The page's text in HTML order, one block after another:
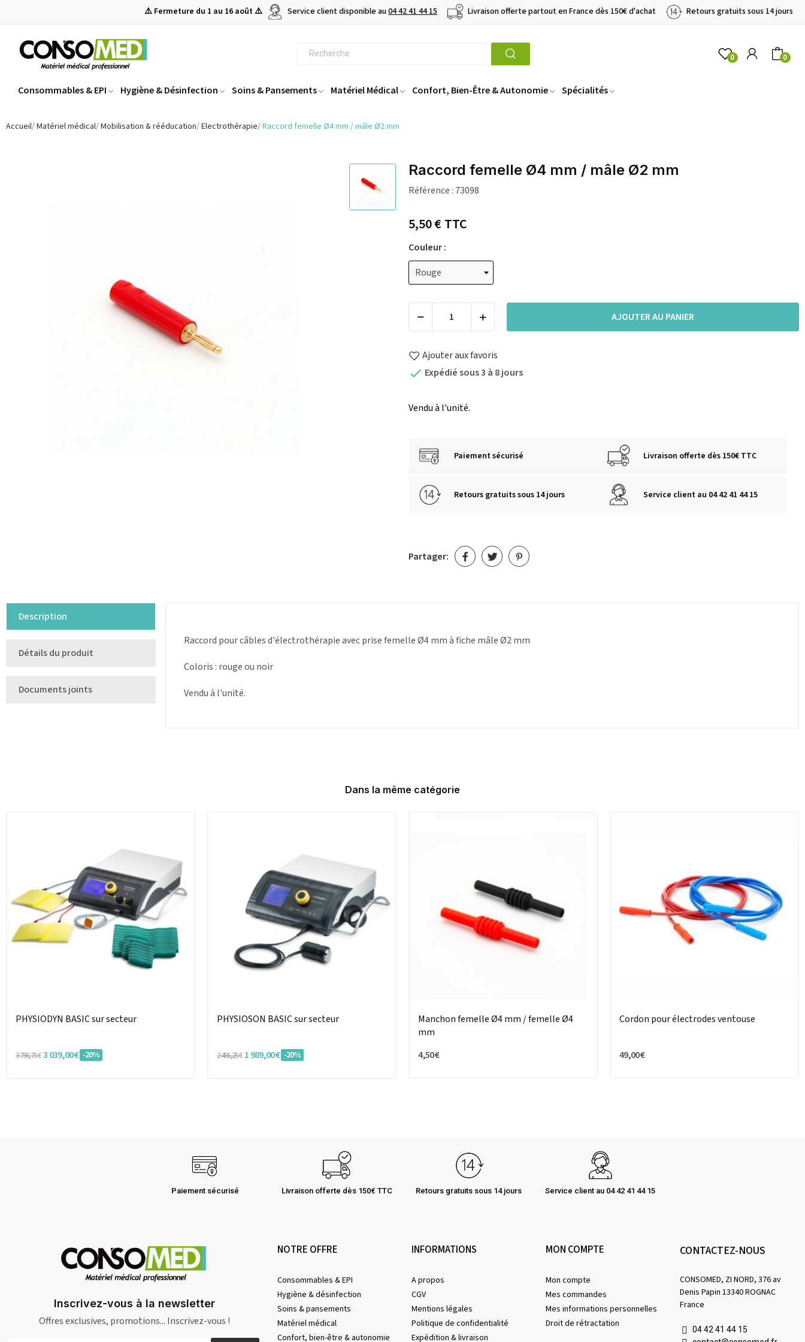
⚠️ Fermeture du 1 au 16 août ⚠️ Service client disponible au04 42 41 44 15 Livraison offerte partout en France dès 150€ d'achat Retours gratuits sous 14 jours
0 0
Consommables & EPI Hygiène & Désinfection Soins & Pansements Matériel Médical Confort, Bien-Être & Autonomie Spécialités
Accueil Matériel médical Mobilisation & rééducation Electrothérapie Raccord femelle Ø4 mm / mâle Ø2 mm
Raccord femelle Ø4 mm / mâle Ø2 mm
Référence : 73098
5,50 €TTC
Couleur :
AJOUTER AU PANIER
Ajouter aux favoris
 Expédié sous 3 à 8 jours
Vendu à l'unité.
Paiement sécurisé Livraison offerte dès 150€ TTC
Retours gratuits sous 14 jours Service client au 04 42 41 44 15
Partager:
Description
Détails du produit
Documents joints
Raccord pour câbles d'électrothérapie avec prise femelle Ø4 mm à fiche mâle Ø2 mm
Coloris : rouge ou noir
Vendu à l'unité.
Dans la même catégorie
PHYSIODYN BASIC sur secteur
3 798,75 €3 039,00 € -20%
PHYSIOSON BASIC sur secteur
2 486,25 € 1 989,00 € -20%
Manchon femelle Ø4 mm / femelle Ø4
mm
4,50 €
Cordon pour électrodes ventouse
49,00 €
Paiement sécurisé Livraison offerte dès 150€ TTC Retours gratuits sous 14 jours Service client au 04 42 41 44 15
Inscrivez-vous à la newsletter
Offres exclusives, promotions... Inscrivez-vous !
NOTRE OFFRE
Consommables & EPI
Hygiène & désinfection
Soins & pansements
Matériel médical
Confort, bien-être & autonomie
INFORMATIONS
A propos
CGV
Mentions légales
Politique de confidentialité
Expédition & livraison
MON COMPTE
Mon compte
Mes commandes
Mes informations personnelles
Droit de rétractation
CONTACTEZ-NOUS
CONSOMED, ZI NORD, 376 av
Denis Papin 13340 ROGNAC
France
04 42 41 44 15